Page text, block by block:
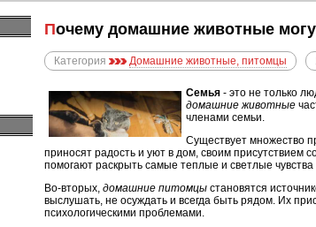
Почему домашние животные
Категория Домашние животные, питомцы
Семья - это не только
домашние животные
членами семьи.
Существует множество
приносят радость и уют в дом, своим присутствием
помогают раскрыть самые теплые и светлые
Во-вторых, домашние питомцы становятся
выслушать, не осуждать и всегда быть рядом. Их
психологическими проблемами.